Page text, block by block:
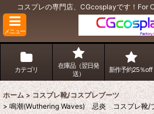
コスプレの専門店、CGcosplayです！For
メニュー
カテゴリ
在庫品（翌日発
送）
新作予約25％off
ホーム > コスプレ靴/コスプレブーツ
> 鳴潮(Wuthering Waves) 忌炎 コスプレ靴/